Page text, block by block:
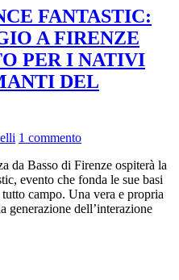
FANTASTIC:
A FIRENZE
PER I NATIVI
DEL
1 commento
da Basso di Firenze ospiterà la
evento che fonda le sue basi
campo. Una vera e propria
generazione dell’interazione